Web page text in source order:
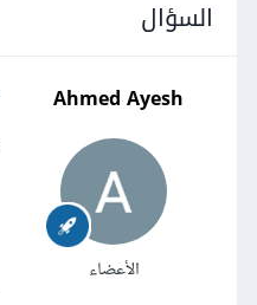
السؤال
Ahmed Ayesh
الأعضاء